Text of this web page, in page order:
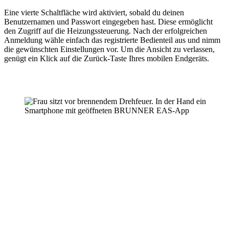
Eine vierte Schaltfläche wird aktiviert, sobald du deinen
Benutzernamen und Passwort eingegeben hast. Diese ermöglicht
den Zugriff auf die Heizungssteuerung. Nach der erfolgreichen
Anmeldung wähle einfach das registrierte Bedienteil aus und nimm
die gewünschten Einstellungen vor. Um die Ansicht zu verlassen,
genügt ein Klick auf die Zurück-Taste Ihres mobilen Endgeräts.